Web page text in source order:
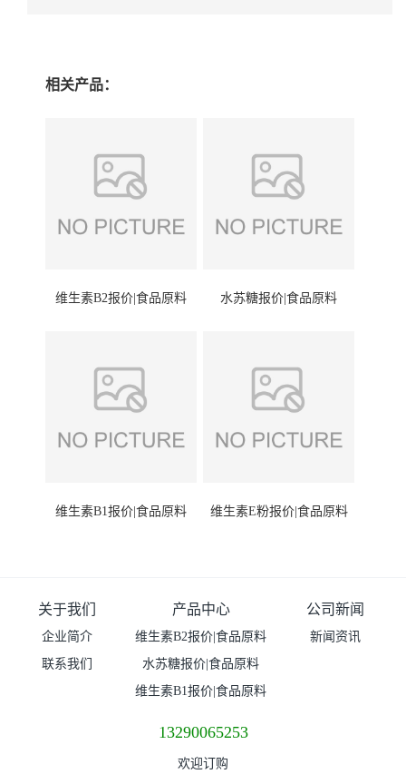
相关产品：
维生素B2报价|食品原料 水苏糖报价|食品原料
维生素B1报价|食品原料 维生素E粉报价|食品原料
关于我们
企业简介
联系我们
产品中心
维生素B2报价|食品原料
水苏糖报价|食品原料
维生素B1报价|食品原料
公司新闻
新闻资讯
13290065253
欢迎订购